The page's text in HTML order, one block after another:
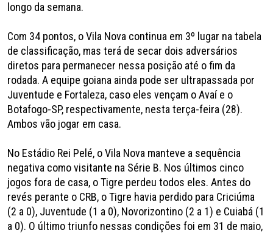
longo da semana.
Com 34 pontos, o Vila Nova continua em 3º lugar na tabela
de classificação, mas terá de secar dois adversários
diretos para permanecer nessa posição até o fim da
rodada. A equipe goiana ainda pode ser ultrapassada por
Juventude e Fortaleza, caso eles vençam o Avaí e o
Botafogo-SP, respectivamente, nesta terça-feira (28).
Ambos vão jogar em casa.
No Estádio Rei Pelé, o Vila Nova manteve a sequência
negativa como visitante na Série B. Nos últimos cinco
jogos fora de casa, o Tigre perdeu todos eles. Antes do
revés perante o CRB, o Tigre havia perdido para Criciúma
(2 a 0), Juventude (1 a 0), Novorizontino (2 a 1) e Cuiabá (1
a 0). O último triunfo nessas condições foi em 31 de maio,